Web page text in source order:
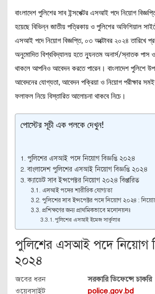
বাংলাদেশ পুলিশের সাব ইন্সপেক্টর এসআই পদে নিয়োগ
হয়েছে বিভিন্ন জাতীয় পত্রিকায় ও পুলিশের অফিশিয়াল
এসআই পদে নিয়োগ বিজ্ঞপ্তি, ০৩ অক্টোবর ২০২৪ তারিখে
অনুমোদিত বিশ্ববিদ্যালয় হতে ন্যুনতম অনার্স/স্নাতক পাস ও
থাকলে আপনিও আবেদন করতে পারেন। বাংলাদেশ পুলিশে
আবেদনের যোগ্যতা, আবেদন পক্রিয়া ও নিয়োগ পরীক্ষার
ফলাফল নিয়ে বিস্তারিত আলোচনা থাকবে নিচে।
পোস্টের সূচী এক পলকে দেখুন!
পুলিশের এসআই পদে নিয়োগ বিজ্ঞপ্তি ২০২৪
বাংলাদেশ পুলিশের এসআই নিয়োগ বিজ্ঞপ্তি ২০২৪
ক্যাডেট সাব ইন্সপেক্টর নিয়োগ ২০২৪ বিস্তারিত
এসআই পদের শারীরিক যোগ্যতা
পুলিশের সাব ইন্সপেক্টর পদে নিয়োগ ২০২৪ :
প্রশিক্ষণের জন্য প্রাথমিকভাবে মনোনয়নঃ
পুলিশের এসআই ইমেজ সার্কুলার
পুলিশের এসআই পদে নিয়োগ
২০২৪
জবের ধরন
সরকারি ডিফেন্সে চাকরি
ওয়েবসাইট
police.gov.bd